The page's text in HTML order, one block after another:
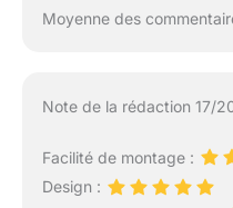
Moyenne des
Note de la rédaction 17/
Facilité de montage :
Design :